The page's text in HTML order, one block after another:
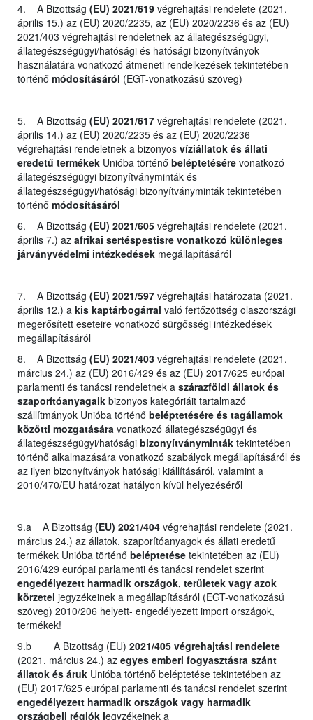
4. A Bizottság (EU) 2021/619 végrehajtási rendelete (2021.
április 15.) az (EU) 2020/2235, az (EU) 2020/2236 és az (EU)
2021/403 végrehajtási rendeletnek az állategészségügyi,
állategészségügyi/hatósági és hatósági bizonyítványok
használatára vonatkozó átmeneti rendelkezések tekintetében
történő módosításáról (EGT-vonatkozású szöveg)
5. A Bizottság (EU) 2021/617 végrehajtási rendelete (2021.
április 14.) az (EU) 2020/2235 és az (EU) 2020/2236
végrehajtási rendeletnek a bizonyos víziállatok és állati
eredetű termékek Unióba történő beléptetésére vonatkozó
állategészségügyi bizonyítványminták és
állategészségügyi/hatósági bizonyítványminták tekintetében
történő módosításáról
6. A Bizottság (EU) 2021/605 végrehajtási rendelete (2021.
április 7.) az afrikai sertéspestisre vonatkozó különleges
járványvédelmi intézkedések megállapításáról
7. A Bizottság (EU) 2021/597 végrehajtási határozata (2021.
április 12.) a kis kaptárbogárral való fertőzöttség olaszországi
megerősített eseteire vonatkozó sürgősségi intézkedések
megállapításáról
8. A Bizottság (EU) 2021/403 végrehajtási rendelete (2021.
március 24.) az (EU) 2016/429 és az (EU) 2017/625 európai
parlamenti és tanácsi rendeletnek a szárazföldi állatok és
szaporítóanyagaik bizonyos kategóriáit tartalmazó
szállítmányok Unióba történő beléptetésére és tagállamok
közötti mozgatására vonatkozó állategészségügyi és
állategészségügyi/hatósági bizonyítványminták tekintetében
történő alkalmazására vonatkozó szabályok megállapításáról és
az ilyen bizonyítványok hatósági kiállításáról, valamint a
2010/470/EU határozat hatályon kívül helyezéséről
9.a A Bizottság (EU) 2021/404 végrehajtási rendelete (2021.
március 24.) az állatok, szaporítóanyagok és állati eredetű
termékek Unióba történő beléptetése tekintetében az (EU)
2016/429 európai parlamenti és tanácsi rendelet szerint
engedélyezett harmadik országok, területek vagy azok
körzetei jegyzékeinek a megállapításáról (EGT-vonatkozású
szöveg) 2010/206 helyett- engedélyezett import országok,
termékek!
9.b A Bizottság (EU) 2021/405 végrehajtási rendelete
(2021. március 24.) az egyes emberi fogyasztásra szánt
állatok és áruk Unióba történő beléptetése tekintetében az
(EU) 2017/625 európai parlamenti és tanácsi rendelet szerint
engedélyezett harmadik országok vagy harmadik
országbeli régiók jegyzékeinek a